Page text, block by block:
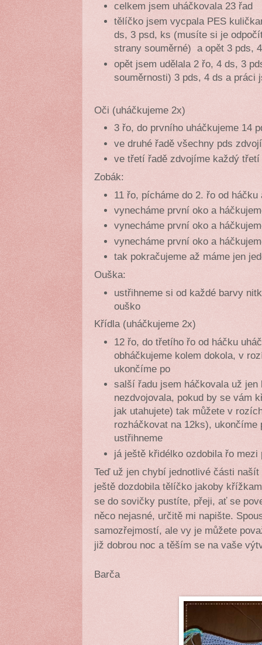
celkem jsem uháčkovala 23 řad
tělíčko jsem vycpala PES
ds, 3 psd, ks (musíte si je
strany souměrné) a opět 3 pds,
opět jsem udělala 2 řo, 4 ds, 3
souměrnosti) 3 pds, 4 ds a práci
Oči (uháčkujeme 2x)
3 řo, do prvního uháčkujeme 14
ve druhé řadě všechny pds
ve třetí řadě zdvojíme každý
Zobák:
11 řo, pícháme do 2. řo od háčku
vynecháme první oko a
vynecháme první oko a
vynecháme první oko a
tak pokračujeme až máme jen
Ouška:
ustřihneme si od každé barvy
ouško
Křídla (uháčkujeme 2x)
12 řo, do třetího řo od háčku
obháčkujeme kolem dokola, v
ukončíme po
salší řadu jsem háčkovala už jen
nezdvojovala, pokud by se vám
jak utahujete) tak můžete v
rozháčkovat na 12ks), ukončíme
ustřihneme
já ještě křidélko ozdobila řo mezi
Teď už jen chybí jednotlivé části
ještě dozdobila tělíčko jakoby
se do sovičky pustíte, přeji, ať se
něco nejasné, určitě mi napište.
samozřejmostí, ale vy je můžete
již dobrou noc a těším se na vaše
Barča